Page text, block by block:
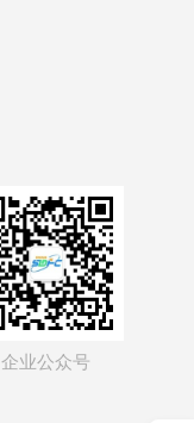
企业公众号